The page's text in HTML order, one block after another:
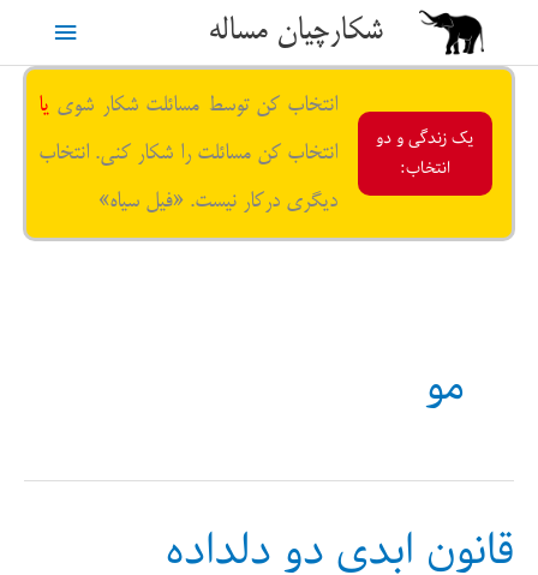
محتوا
شکارچیان مساله
فهرست
یک زندگی و دو
انتخاب:
انتخاب کن توسط مسائلت شکار شوی یا
انتخاب کن مسائلت را شکار کنی. انتخاب
دیگری درکار نیست. «فیل سیاه»
مو
قانون ابدی دو دلداده